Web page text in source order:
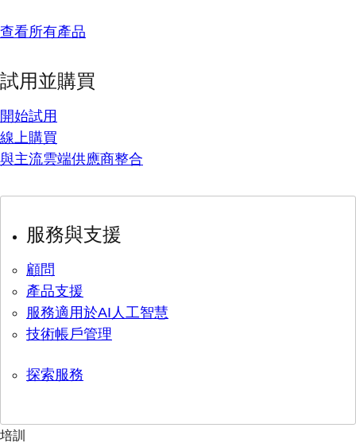
查看所有產品
試用並購買
開始試用
線上購買
與主流雲端供應商整合
服務與支援
顧問
產品支援
服務適用於AI人工智慧
技術帳戶管理
探索服務
培訓